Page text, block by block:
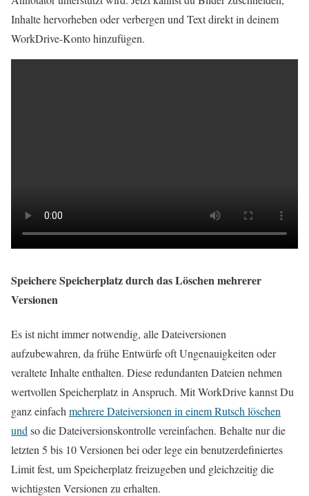
Inhalte hervorheben oder verbergen und Text direkt in deinem
WorkDrive-Konto hinzufügen.
Speichere Speicherplatz durch das Löschen mehrerer
Versionen
Es ist nicht immer notwendig, alle Dateiversionen
aufzubewahren, da frühe Entwürfe oft Ungenauigkeiten oder
veraltete Inhalte enthalten. Diese redundanten Dateien nehmen
wertvollen Speicherplatz in Anspruch. Mit WorkDrive kannst Du
ganz einfach mehrere Dateiversionen in einem Rutsch löschen
und so die Dateiversionskontrolle vereinfachen. Behalte nur die
letzten 5 bis 10 Versionen bei oder lege ein benutzerdefiniertes
Limit fest, um Speicherplatz freizugeben und gleichzeitig die
wichtigsten Versionen zu erhalten.